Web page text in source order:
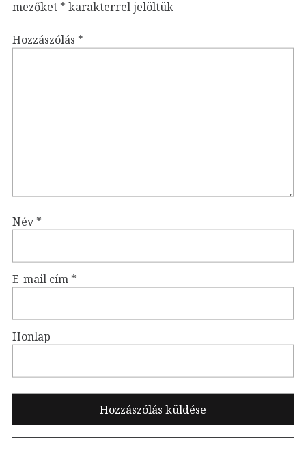
mezőket * karakterrel jelöltük
Hozzászólás *
Név*
E-mail cím *
Honlap